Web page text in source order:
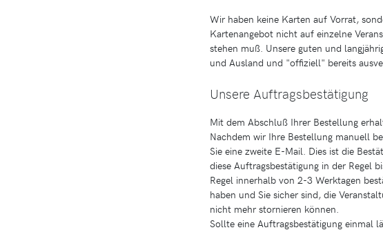
Wir haben keine Karten auf Vorrat,
Kartenangebot nicht auf einzelne
stehen muß. Unsere guten und
und Ausland und "offiziell" bereits
Unsere Auftragsbestätigung
Mit dem Abschluß Ihrer Bestellung
Nachdem wir Ihre Bestellung manuell
Sie eine zweite E-Mail. Dies ist die
diese Auftragsbestätigung in der Regel
Regel innerhalb von 2-3 Werktagen
haben und Sie sicher sind, die
nicht mehr stornieren können.
Sollte eine Auftragsbestätigung einmal